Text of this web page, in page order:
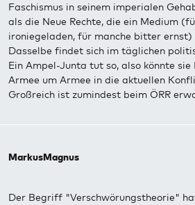
Faschismus in seinem imperialen
als die Neue Rechte, die ein Medium
ironiegeladen, für manche bitter ernst)
Dasselbe findet sich im täglichen
Ein Ampel-Junta tut so, also könnte sie
Armee um Armee in die aktuellen
Großreich ist zumindest beim ÖRR
MarkusMagnus
Der Begriff "Verschwörungstheorie"